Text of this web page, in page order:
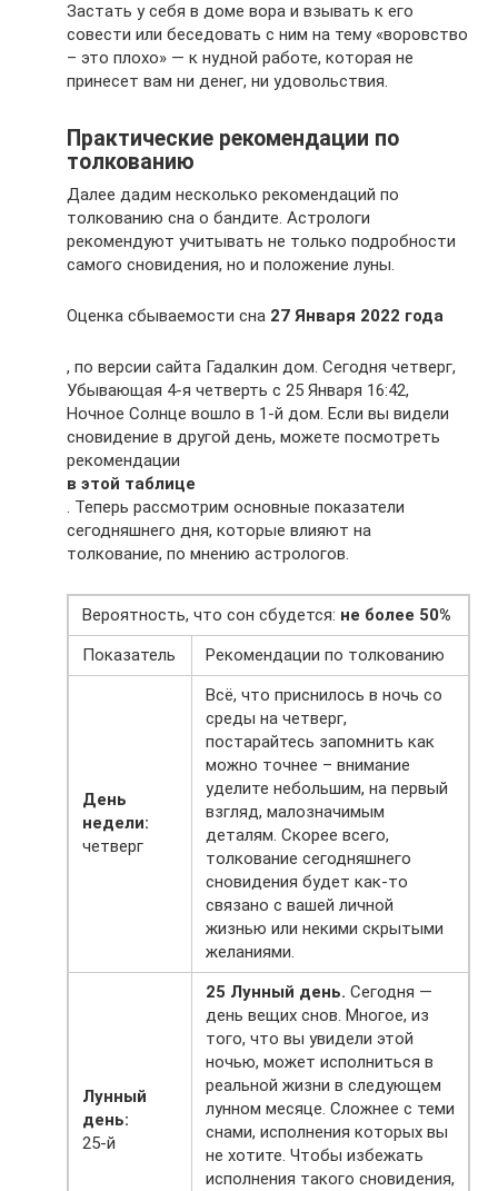
Застать у себя в доме вора и взывать к его
совести или беседовать с ним на тему «воровство
– это плохо» — к нудной работе, которая не
принесет вам ни денег, ни удовольствия.
Практические рекомендации по
толкованию
Далее дадим несколько рекомендаций по
толкованию сна о бандите. Астрологи
рекомендуют учитывать не только подробности
самого сновидения, но и положение луны.
Оценка сбываемости сна 27 Января 2022 года
, по версии сайта Гадалкин дом. Сегодня четверг,
Убывающая 4-я четверть с 25 Января 16:42,
Ночное Солнце вошло в 1-й дом. Если вы видели
сновидение в другой день, можете посмотреть
рекомендации
в этой таблице
. Теперь рассмотрим основные показатели
сегодняшнего дня, которые влияют на
толкование, по мнению астрологов.
Вероятность, что сон сбудется: не более 50%
Показатель
Рекомендации по толкованию
День
недели:
четверг
Всё, что приснилось в ночь со
среды на четверг,
постарайтесь запомнить как
можно точнее – внимание
уделите небольшим, на первый
взгляд, малозначимым
деталям. Скорее всего,
толкование сегодняшнего
сновидения будет как-то
связано с вашей личной
жизнью или некими скрытыми
желаниями.
Лунный
день:
25-й
25 Лунный день. Сегодня —
день вещих снов. Многое, из
того, что вы увидели этой
ночью, может исполниться в
реальной жизни в следующем
лунном месяце. Сложнее с теми
снами, исполнения которых вы
не хотите. Чтобы избежать
исполнения такого сновидения,